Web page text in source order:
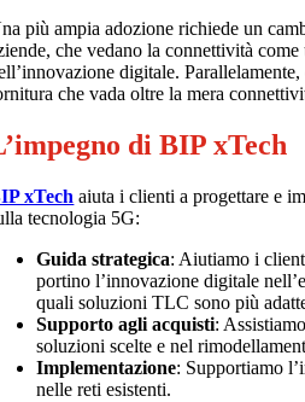
più ampia adozione richiede un
che vedano la connettività
digitale.
che vada oltre la mera
di BIP xTech
xTech aiuta i clienti a progettare e
tecnologia 5G:
Guida strategica: Aiutiamo i
portino l’innovazione digitale
quali soluzioni TLC sono più
Supporto agli acquisti:
soluzioni scelte e nel
Implementazione: Supportiamo
nelle reti esistenti.